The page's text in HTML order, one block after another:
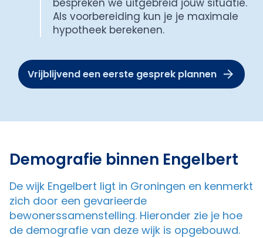
bespreken we uitgebreid jouw situatie.
Als voorbereiding kun je je maximale
hypotheek berekenen.
Vrijblijvend een eerste gesprek plannen
Demografie binnen Engelbert
De wijk Engelbert ligt in Groningen en kenmerkt
zich door een gevarieerde
bewonerssamenstelling. Hieronder zie je hoe
de demografie van deze wijk is opgebouwd.